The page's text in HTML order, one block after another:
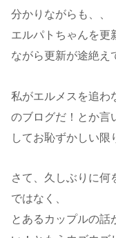
分かりながらも、、
エルパトちゃんを更
ながら更新が途絶え
私がエルメスを追わ
のブログだ！とか言
してお恥ずかしい限
さて、久しぶりに何
ではなく、
とあるカップルの話